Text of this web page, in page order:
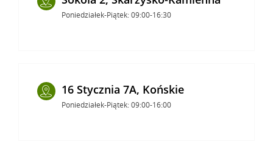
Poniedziałek-Piątek: 09:00-16:30
16 Stycznia 7A, Końskie
Poniedziałek-Piątek: 09:00-16:00